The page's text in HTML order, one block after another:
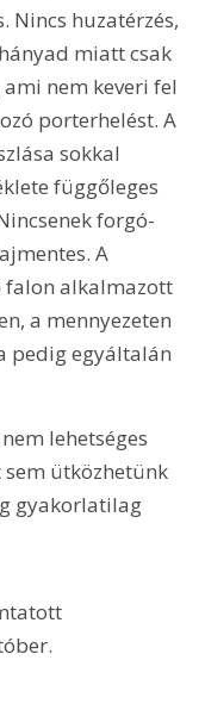
Nincs huzatérzés,
miatt csak
nem keveri fel
porterhelést. A
sokkal
függőleges
forgó-
A
falon alkalmazott
a mennyezeten
pedig egyáltalán
lehetséges
sem ütközhetünk
gyakorlatilag